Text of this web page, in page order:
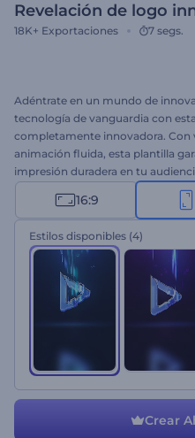
Revelación de logo
18K+ Exportaciones 7 segs.
Adéntrate en un mundo de
tecnología de vanguardia con
completamente innovadora. Con
animación fluida, esta plantilla
impresión duradera en tu
eslogan, elige una pista musical
asombro cómo tu logotipo
Perfecto para startups,
proyecto que busque una
sofisticada. ¡Crea ahora y
entre tus espectadores!
16:9
Estilos disponibles (4)
Crear